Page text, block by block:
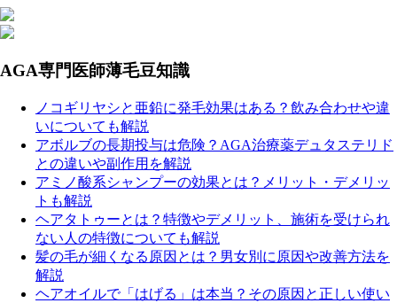
AGA専門医師薄毛豆知識
ノコギリヤシと亜鉛に発毛効果はある？飲み合わせや違
いについても解説
アボルブの長期投与は危険？AGA治療薬デュタステリド
との違いや副作用を解説
アミノ酸系シャンプーの効果とは？メリット・デメリッ
トも解説
ヘアタトゥーとは？特徴やデメリット、施術を受けられ
ない人の特徴についても解説
髪の毛が細くなる原因とは？男女別に原因や改善方法を
解説
ヘアオイルで「はげる」は本当？その原因と正しい使い